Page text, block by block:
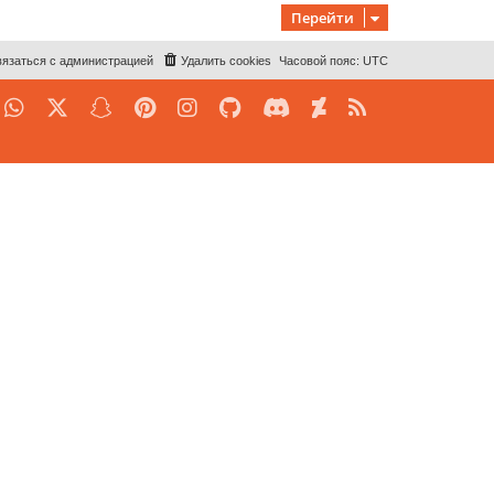
Перейти
Часовой пояс: UTC
Удалить cookies
с администрацией